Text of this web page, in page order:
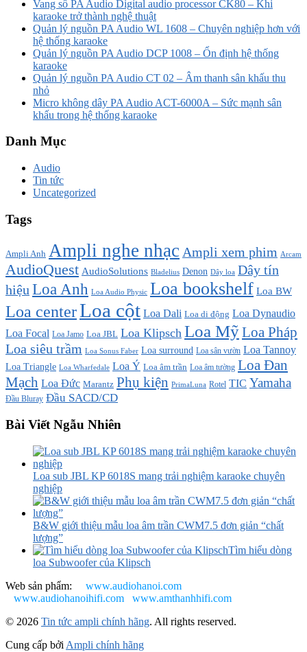
Vang số PA Audio Digital audio processor CK80 – Khi
karaoke trở thành nghệ thuật
Quản lý nguồn PA Audio WL 1608 – Chuyên nghiệp hơn với
hệ thống karaoke
Quản lý nguồn PA Audio DCP 1008 – Ổn định hệ thống
karaoke
Quản lý nguồn PA Audio CT 02 – Âm thanh sân khấu thu
nhỏ
Micro không dây PA Audio ACT-6000A – Sức mạnh sân
khấu trong hệ thống karaoke
Danh Mục
Audio
Tin tức
Uncategorized
Tags
Ampli Anh Ampli nghe nhạc Ampli xem phim Arcam
AudioQuest AudioSolutions Bladelius Denon Dây loa Dây tín
hiệu Loa Anh Loa Audio Physic Loa bookshelf Loa BW
Loa centerLoa cột Loa Dali Loa di động Loa Dynaudio
Loa Focal Loa Jamo Loa JBL Loa Klipsch Loa MỹLoa Pháp
Loa siêu trầm Loa Sonus Faber Loa surround Loa sân vườn Loa Tannoy
Loa Triangle Loa Wharfedale Loa Ý Loa âm trần Loa âm tường Loa Đan
Mạch Loa Đức Marantz Phụ kiện PrimaLuna Rotel TIC Yamaha
Đầu Bluray Đầu SACD/CD
Bài Viết Ngẫu Nhiên
Loa sub JBL KP 6018S mang trải nghiệm karaoke chuyên
nghiệp
B&W giới thiệu mẫu loa âm trần CWM7.5 đơn giản “chất
lượng”
Tìm hiểu dòng
loa Subwoofer của Klipsch
Web sản phẩm: www.audiohanoi.com
www.audiohanoihifi.com
www.amthanhhifi.com
© 2026 Tin tức ampli chính hãng. All rights reserved.
Cung cấp bởi Ampli chính hãng